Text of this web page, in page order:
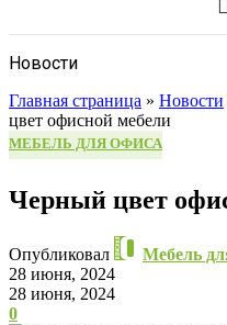
Новости
Главная страница » Новости
цвет офисной мебели
МЕБЕЛЬ ДЛЯ ОФИСА
Черный цвет
Опубликовал
Мебель
28 июня, 2024
28 июня, 2024
0